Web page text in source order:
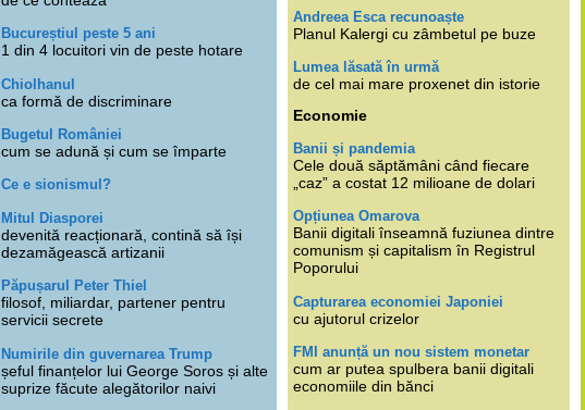
Bucureștiul peste 5 ani
1 din 4 locuitori vin de peste hotare
Chiolhanul
ca formă de discriminare
Bugetul României
cum se adună și cum se împarte
Ce e sionismul?
Mitul Diasporei
devenită reacționară, contină să își
dezamăgească artizanii
Păpușarul Peter Thiel
filosof, miliardar, partener pentru
servicii secrete
Numirile din guvernarea Trump
șeful finanțelor lui George Soros și alte
suprize făcute alegătorilor naivi
Andreea Esca recunoaște
Planul Kalergi cu zâmbetul pe buze
Lumea lăsată în urmă
de cel mai mare proxenet din istorie
Economie
Banii și pandemia
Cele două săptămâni când fiecare
„caz” a costat 12 milioane de dolari
Opțiunea Omarova
Banii digitali înseamnă fuziunea dintre
comunism și capitalism în Registrul
Poporului
Capturarea economiei Japoniei
cu ajutorul crizelor
FMI anunță un nou sistem monetar
cum ar putea spulbera banii digitali
economiile din bănci